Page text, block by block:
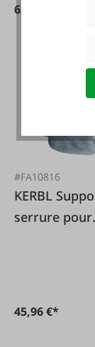
63,95 €*
#FA10816
KERBL Support de
serrure pour
45,96 €*